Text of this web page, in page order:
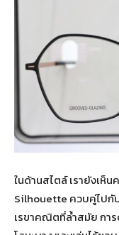
ในด้านสไตล์ เรายังเห็
Silhouette ควบคู่ไปกั
เรขาคณิตที่ล้ำสมัย กา